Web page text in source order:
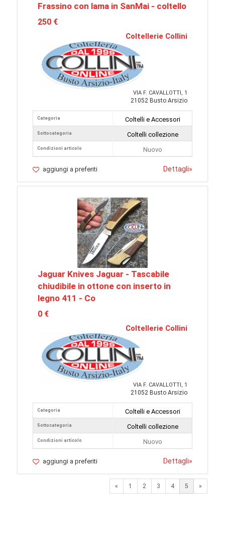
Frassino con lama in SanMai - coltello
250 €
Coltellerie Collini
VIA F. CAVALLOTTI, 1
21052 Busto Arsizio
Categoria
Sottocategoria
Condizioni articolo
Coltelli e Accessori
Coltelli collezione
Nuovo
aggiungi a preferiti Dettagli»
Jaguar Knives Jaguar - Tascabile
chiudibile in ottone con inserto in
legno 411 - Co
0 €
Coltellerie Collini
VIA F. CAVALLOTTI, 1
21052 Busto Arsizio
Categoria
Sottocategoria
Condizioni articolo
Coltelli e Accessori
Coltelli collezione
Nuovo
aggiungi a preferiti Dettagli»
« Previous
1 2 3 4 5 »